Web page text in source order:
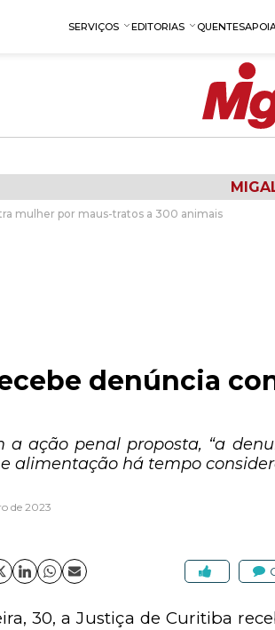
SERVIÇOS EDITORIAS QUENTES
mulher por maus-tratos a 300 animais
denúncia
a ação penal proposta, “a
alimentação há tempo
de 2023
30, a Justiça de Curitiba